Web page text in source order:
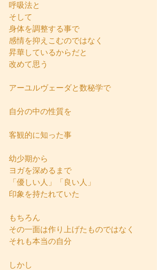
呼吸法と
そして
身体を調整する事で
感情を抑えこむのではなく
昇華しているからだと
改めて思う
アーユルヴェーダと数秘学で
自分の中の性質を
客観的に知った事
幼少期から
ヨガを深めるまで
「優しい人」「良い人」
印象を持たれていた
もちろん
その一面は作り上げたものではなく
それも本当の自分
しかし